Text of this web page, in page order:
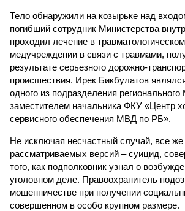
Тело обнаружили на козырьке над
погибший сотрудник Министерства
проходил лечение в
медучреждении в связи с травмами,
результате серьезного дорожно-
происшествия. Ирек Бикбулатов
одного из подразделения
заместителем начальника ФКУ «Центр
сервисного обеспечения МВД по РБ».
Не исключая несчастный случай, все же
рассматриваемых версий – суицид,
того, как подполковник узнал о
уголовном деле. Правоохранитель
мошенничестве при получении
совершенном в особо крупном размере.